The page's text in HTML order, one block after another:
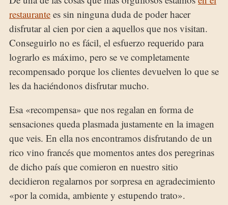
restaurante es sin ninguna duda de poder hacer
disfrutar al cien por cien a aquellos que nos visitan.
Conseguirlo no es fácil, el esfuerzo requerido para
lograrlo es máximo, pero se ve completamente
recompensado porque los clientes devuelven lo que se
les da haciéndonos disfrutar mucho.
Esa «recompensa» que nos regalan en forma de
sensaciones queda plasmada justamente en la imagen
que veis. En ella nos encontramos disfrutando de un
rico vino francés que momentos antes dos peregrinas
de dicho país que comieron en nuestro sitio
decidieron regalarnos por sorpresa en agradecimiento
«por la comida, ambiente y estupendo trato».